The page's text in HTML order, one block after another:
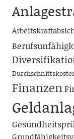
Finanzen